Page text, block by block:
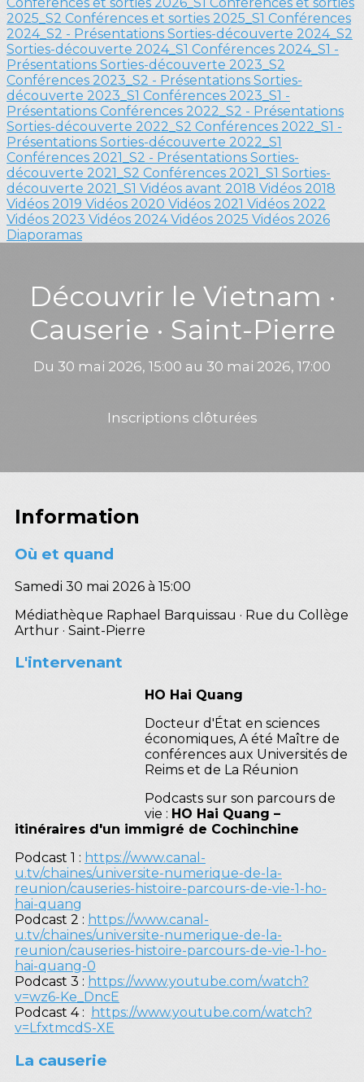
2025_S2 Conférences et sorties 2025_S1 Conférences
2024_S2 - Présentations Sorties-découverte 2024_S2
Sorties-découverte 2024_S1 Conférences 2024_S1 -
Présentations Sorties-découverte 2023_S2
Conférences 2023_S2 - Présentations Sorties-
découverte 2023_S1 Conférences 2023_S1 -
Présentations Conférences 2022_S2 - Présentations
Sorties-découverte 2022_S2 Conférences 2022_S1 -
Présentations Sorties-découverte 2022_S1
Conférences 2021_S2 - Présentations Sorties-
découverte 2021_S2 Conférences 2021_S1 Sorties-
découverte 2021_S1 Vidéos avant 2018 Vidéos 2018
Vidéos 2019 Vidéos 2020 Vidéos 2021 Vidéos 2022
Vidéos 2023 Vidéos 2024Vidéos 2025 Vidéos 2026
Diaporamas
Découvrir le Vietnam ·
Causerie · Saint-Pierre
Du 30 mai 2026, 15:00 au 30 mai 2026, 17:00
Inscriptions clôturées
Information
Où et quand
Samedi 30 mai 2026 à 15:00
Médiathèque Raphael Barquissau · Rue du Collège
Arthur · Saint-Pierre
L'intervenant
HO Hai Quang
Docteur d'État en sciences
économiques, A été Maître de
conférences aux Universités de
Reims et de La Réunion
Podcasts sur son parcours de
vie : HO Hai Quang –
itinéraires d'un immigré de Cochinchine
Podcast 1 : https://www.canal-
u.tv/chaines/universite-numerique-de-la-
reunion/causeries-histoire-parcours-de-vie-1-ho-
hai-quang
Podcast 2 : https://www.canal-
u.tv/chaines/universite-numerique-de-la-
reunion/causeries-histoire-parcours-de-vie-1-ho-
hai-quang-0
Podcast 3 : https://www.youtube.com/watch?
v=wz6-Ke_DncE
Podcast 4 :
https://www.youtube.com/watch?
v=LfxtmcdS-XE
La causerie